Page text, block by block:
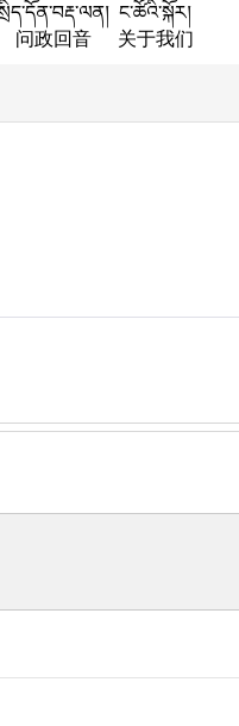
问政回音
ང་ཚོའི་སྐོར།
关于我们